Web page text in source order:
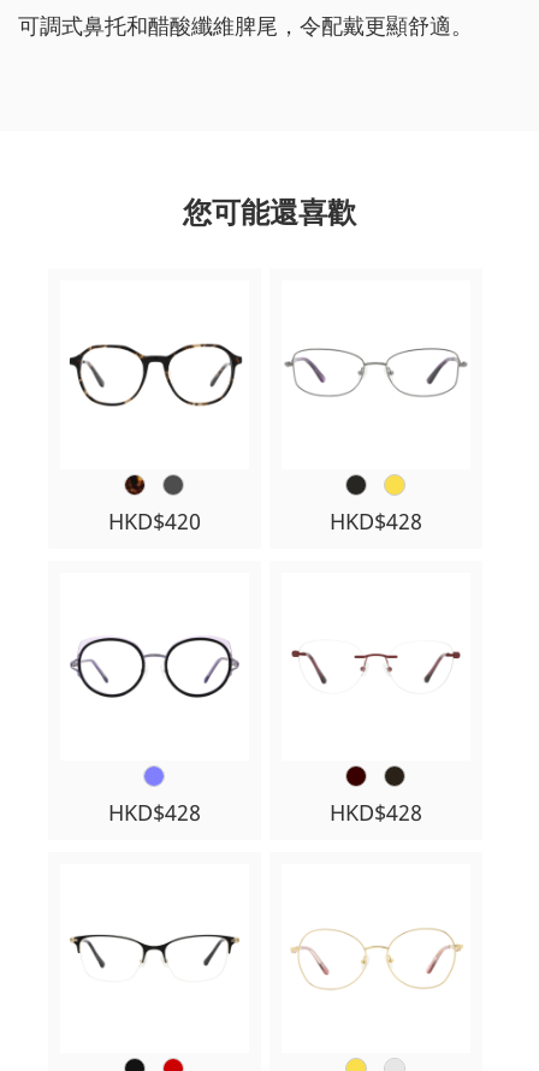
可調式鼻托和醋酸纖維脾尾，令配戴更顯舒適。
您可能還喜歡
HKD$420 HKD$428
HKD$428 HKD$428